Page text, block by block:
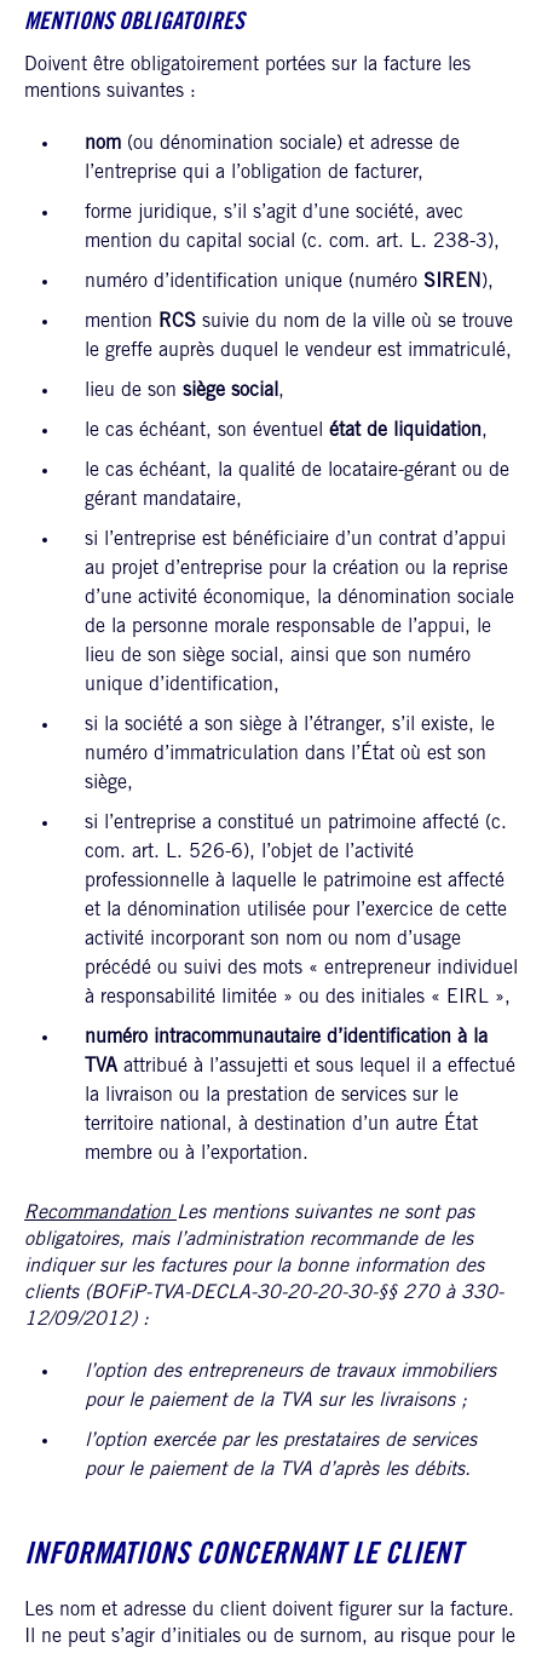
MENTIONS OBLIGATOIRES
Doivent être obligatoirement portées sur la facture les
mentions suivantes :
nom (ou dénomination sociale) et adresse de
l’entreprise qui a l’obligation de facturer,
forme juridique, s’il s’agit d’une société, avec
mention du capital social (c. com. art. L. 238-3),
numéro d’identification unique (numéro SIREN ),
mention RCS suivie du nom de la ville où se trouve
le greffe auprès duquel le vendeur est immatriculé,
lieu de son siège social ,
le cas échéant, son éventuel état de liquidation,
le cas échéant, la qualité de locataire-gérant ou de
gérant mandataire,
si l’entreprise est bénéficiaire d’un contrat d’appui
au projet d’entreprise pour la création ou la reprise
d’une activité économique, la dénomination sociale
de la personne morale responsable de l’appui, le
lieu de son siège social, ainsi que son numéro
unique d’identification,
si la société a son siège à l’étranger, s’il existe, le
numéro d’immatriculation dans l’État où est son
siège,
si l’entreprise a constitué un patrimoine affecté (c.
com. art. L. 526-6), l’objet de l’activité
professionnelle à laquelle le patrimoine est affecté
et la dénomination utilisée pour l’exercice de cette
activité incorporant son nom ou nom d’usage
précédé ou suivi des mots « entrepreneur individuel
à responsabilité limitée » ou des initiales « EIRL »,
numéro intracommunautaire d’identification à la
TVA attribué à l’assujetti et sous lequel il a effectué
la livraison ou la prestation de services sur le
territoire national, à destination d’un autre État
membre ou à l’exportation.
Recommandation Les mentions suivantes ne sont pas
obligatoires, mais l’administration recommande de les
indiquer sur les factures pour la bonne information des
clients (BOFiP-TVA-DECLA-30-20-20-30-§§ 270 à 330-
12/09/2012) :
l’option des entrepreneurs de travaux immobiliers
pour le paiement de la TVA sur les livraisons ;
l’option exercée par les prestataires de services
pour le paiement de la TVA d’après les débits.
INFORMATIONS CONCERNANT LE CLIENT
Les nom et adresse du client doivent figurer sur la facture.
Il ne peut s’agir d’initiales ou de surnom, au risque pour le